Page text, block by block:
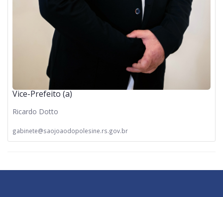
Vice-Prefeito (a)
Ricardo Dotto
gabinete@saojoaodopolesine.rs.gov.br